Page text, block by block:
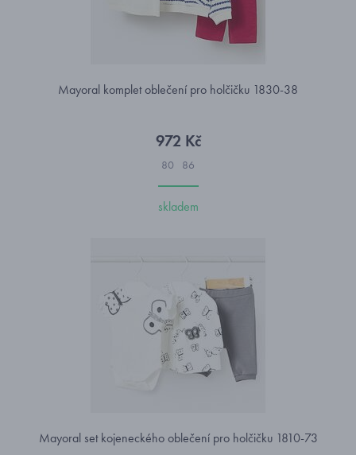
Mayoral komplet oblečení pro holčičku 1830-38
972 Kč
80 86
skladem
Mayoral set kojeneckého oblečení pro holčičku 1810-73